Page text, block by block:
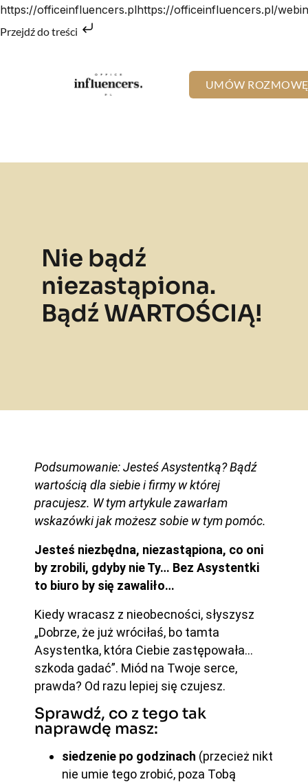
https://officeinfluencers.plhttps://officeinfluencers.pl/
Przejdź do treści
UMÓW
Nie bądź
niezastąpiona.
Bądź WARTOŚCIĄ!
Podsumowanie: Jesteś Asystentką? Bądź
wartością dla siebie i firmy w której
pracujesz. W tym artykule zawarłam
wskazówki jak możesz sobie w tym pomóc.
Jesteś niezbędna, niezastąpiona, co oni
by zrobili, gdyby nie Ty… Bez Asystentki
to biuro by się zawaliło…
Kiedy wracasz z nieobecności, słyszysz
„Dobrze, że już wróciłaś, bo tamta
Asystentka, która Ciebie zastępowała…
szkoda gadać”. Miód na Twoje serce,
prawda? Od razu lepiej się czujesz.
Sprawdź, co z tego tak
naprawdę masz:
siedzenie po godzinach (przecież nikt
nie umie tego zrobić, poza Tobą